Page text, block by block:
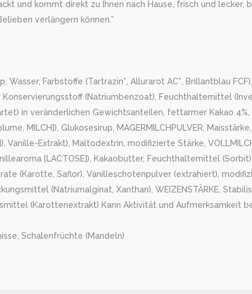
und kommt direkt zu Ihnen nach Hause, frisch und lecker,
verlängern können.”
Wasser, Farbstoffe (Tartrazin*, Allurarot AC*, Brillantblau
(Natriumbenzoat), Feuchthaltemittel
in veränderlichen Gewichtsanteilen, fettarmer Kakao 4%,
MILCH]), Glukosesirup, MAGERMILCHPULVER,
Vanille-Extrakt), Maltodextrin, modifizierte Stärke,
[LACTOSE]), Kakaobutter, Feuchthaltemittel
(Karotte, Saflor), Vanilleschotenpulver (extrahiert),
(Natriumalginat, Xanthan), WEIZENSTÄRKE,
(Karottenextrakt) Kann Aktivität und Aufmerksamkeit
Schalenfrüchte (Mandeln)